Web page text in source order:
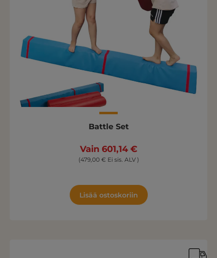
Battle Set
Vain 601,14 €
(479,00 € Ei sis. ALV )
Lisää ostoskoriin